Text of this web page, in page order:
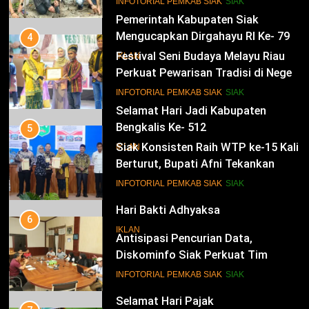
Pemerintah Kabupaten Siak
Mengucapkan Dirgahayu RI Ke- 79
IKLAN
14
Selamat Hari Jadi Kabupaten
Bengkalis Ke- 512
IKLAN
15
Hari Bakti Adhyaksa
IKLAN
16
Selamat Hari Pajak
Pesisir
4
Festival Seni Budaya Melayu Riau
Perkuat Pewarisan Tradisi di Negeri
Istana
INFOTORIAL PEMKAB SIAK SIAK
5
Siak Konsisten Raih WTP ke-15 Kali
Berturut, Bupati Afni Tekankan
Penguatan Tata Kelola Keuangan
INFOTORIAL PEMKAB SIAK SIAK
6
Antisipasi Pencurian Data,
Diskominfo Siak Perkuat Tim
Tanggap Insiden Siber Mendukung
INFOTORIAL PEMKAB SIAK SIAK